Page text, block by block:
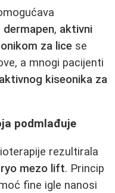
dermapen, aktivni
za lice se
a mnogi pacijenti
aktivnog kiseonika za
podmlađuje
rezultirala
mezo lift. Princip
fine igle nanosi